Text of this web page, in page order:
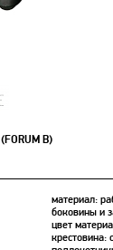
B)
материал:
боковины и
цвет
крестовина: